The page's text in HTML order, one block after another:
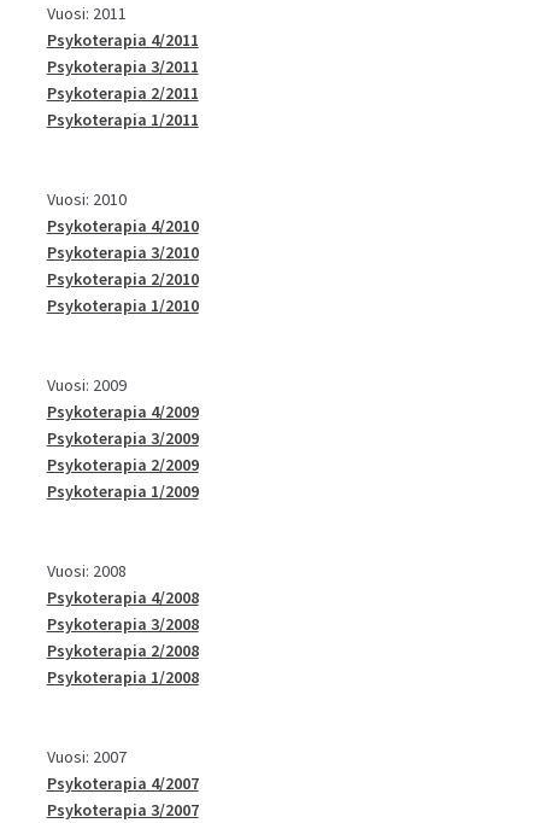
Vuosi: 2011
Psykoterapia 4/2011
Psykoterapia 3/2011
Psykoterapia 2/2011
Psykoterapia 1/2011
Vuosi: 2010
Psykoterapia 4/2010
Psykoterapia 3/2010
Psykoterapia 2/2010
Psykoterapia 1/2010
Vuosi: 2009
Psykoterapia 4/2009
Psykoterapia 3/2009
Psykoterapia 2/2009
Psykoterapia 1/2009
Vuosi: 2008
Psykoterapia 4/2008
Psykoterapia 3/2008
Psykoterapia 2/2008
Psykoterapia 1/2008
Vuosi: 2007
Psykoterapia 4/2007
Psykoterapia 3/2007